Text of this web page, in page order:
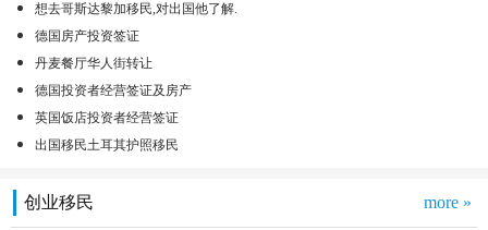
想去哥斯达黎加移民,对出国他了解.
德国房产投资签证
丹麦餐厅华人街转让
德国投资者经营签证及房产
英国饭店投资者经营签证
出国移民土耳其护照移民
创业移民 more »